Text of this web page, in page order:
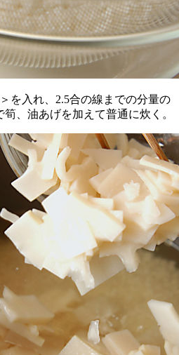
を入れ、2.5合の線までの分量の
、油あげを加えて普通に炊く。